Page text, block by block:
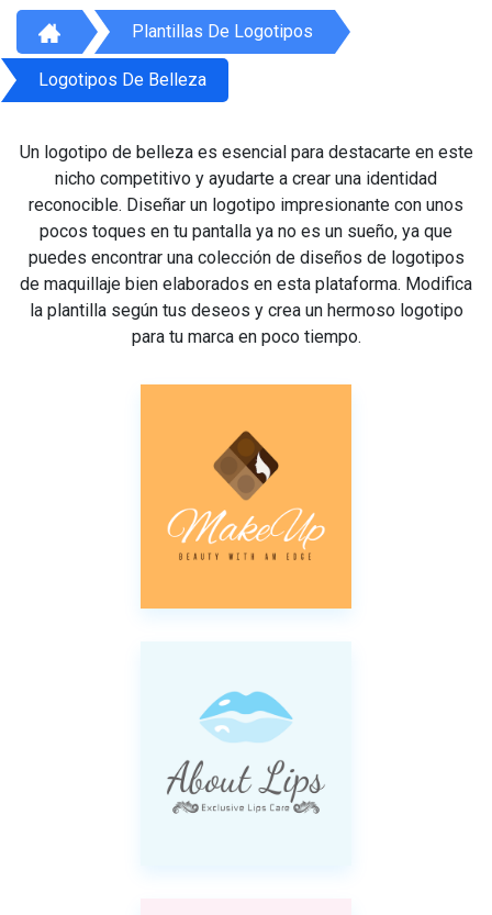
Plantillas De Logotipos
Logotipos De Belleza
Un logotipo de belleza es esencial para destacarte en este
nicho competitivo y ayudarte a crear una identidad
reconocible. Diseñar un logotipo impresionante con unos
pocos toques en tu pantalla ya no es un sueño, ya que
puedes encontrar una colección de diseños de logotipos
de maquillaje bien elaborados en esta plataforma. Modifica
la plantilla según tus deseos y crea un hermoso logotipo
para tu marca en poco tiempo.